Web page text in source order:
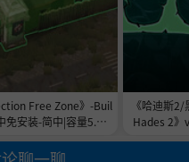
Free Zone》-Buil
安装-简中|容量5.8G
《哈迪斯
Hades 2